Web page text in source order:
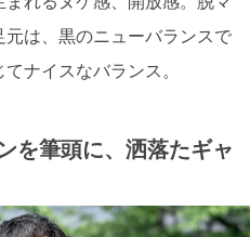
は、黒のニューバランスで
ナイスなバランス。
を筆頭に、洒落たギャ